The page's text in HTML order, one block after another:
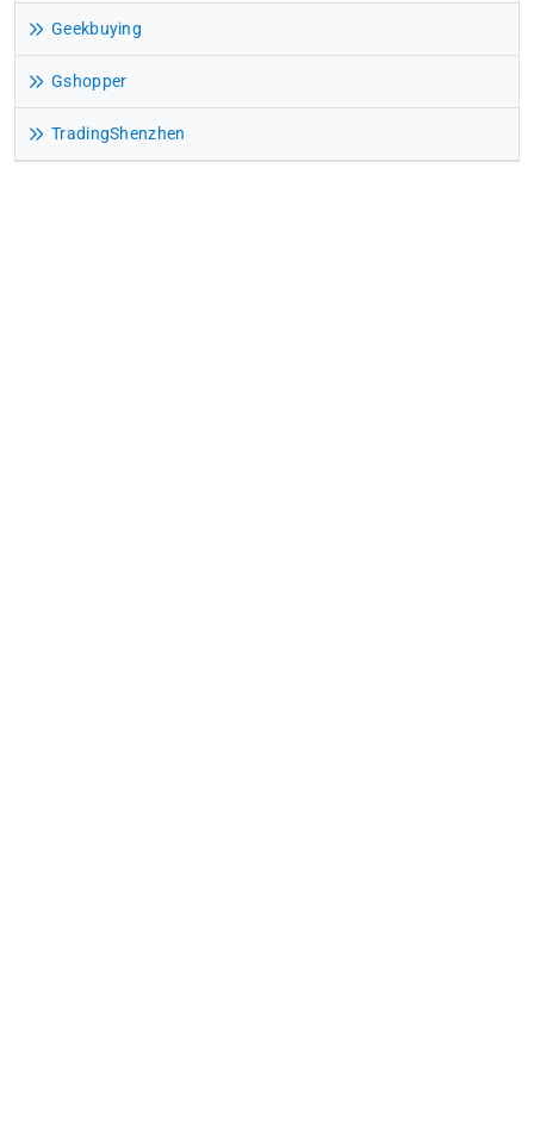
Geekbuying
Gshopper
TradingShenzhen